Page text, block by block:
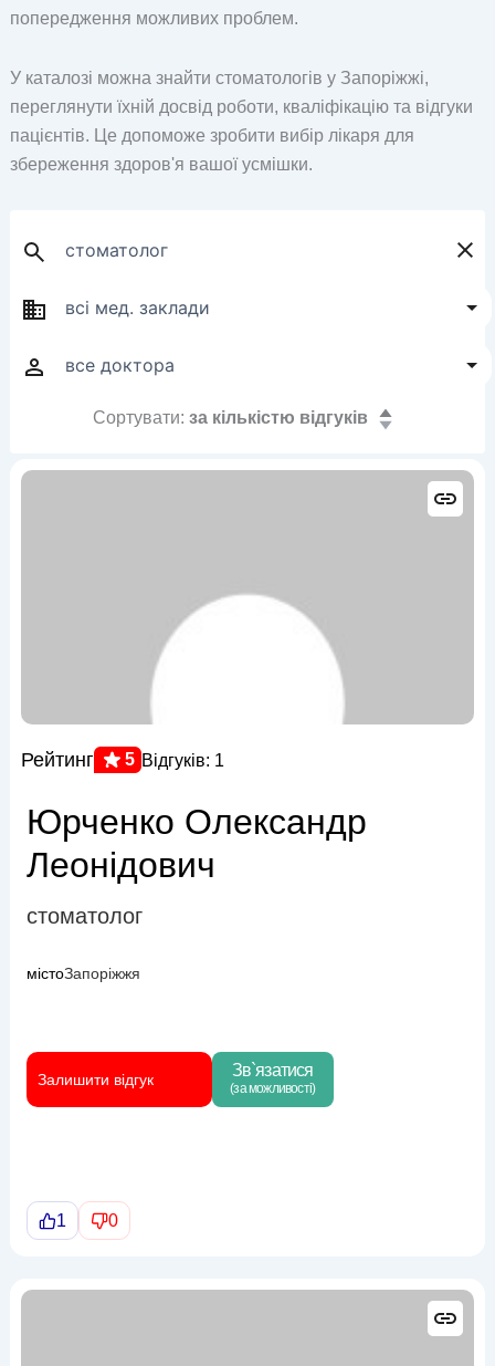
попередження можливих проблем.
У каталозі можна знайти стоматологів у Запоріжжі,
переглянути їхній досвід роботи, кваліфікацію та відгуки
пацієнтів. Це допоможе зробити вибір лікаря для
збереження здоров'я вашої усмішки.
Сортувати: за кількістю відгуків
Рейтинг 5 Відгуків: 1
Юрченко Олександр
Леонідович
стоматолог
містоЗапоріжжя
Залишити відгук Зв`язатися
(за можливості)
1 0